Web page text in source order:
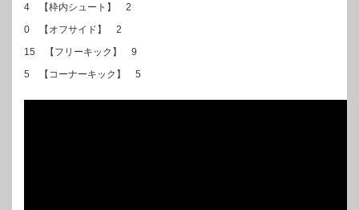
4 【枠内シュート】 2
0 【オフサイド】 2
15 【フリーキック】 9
5 【コーナーキック】 5